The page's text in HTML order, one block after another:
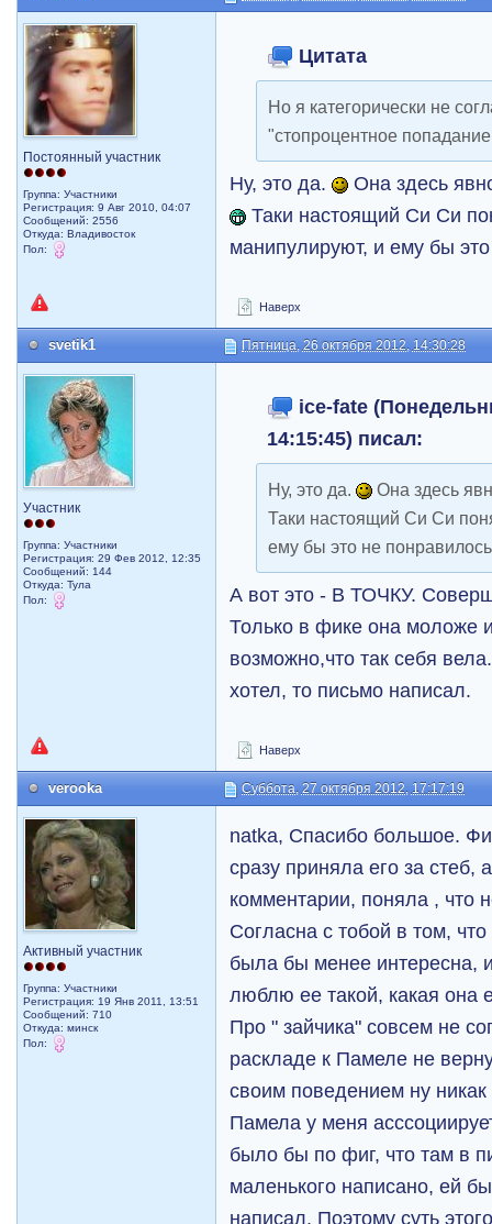
Постоянный участник
Группа: Участники
Регистрация: 9 Авг 2010, 04:07
Сообщений: 2556
Откуда: Владивосток
Пол:
Цитата
Но я категорически не
"стопроцентное
Ну, это да.
Она здесь
Таки настоящий Си Си
манипулируют, и ему бы
Наверх
svetik1 Пятница, 26 октября 2012, 14:30:28
Участник
Группа: Участники
Регистрация: 29 Фев 2012, 12:35
Сообщений: 144
Откуда: Тула
Пол:
ice-fate
14:15:45) писал:
Ну, это да.
Она здесь
Таки настоящий Си Си
ему бы это не
А вот это - В ТОЧКУ.
Только в фике она моложе
возможно,что так себя
хотел, то письмо написал.
Наверх
verooka Суббота, 27 октября 2012, 17:17:19
Активный участник
Группа: Участники
Регистрация: 19 Янв 2011, 13:51
Сообщений: 710
Откуда: минск
Пол:
natka, Спасибо большое.
сразу приняла его за стеб,
комментарии, поняла , что
Согласна с тобой в том,
была бы менее интересна,
люблю ее такой, какая она
Про " зайчика" совсем не
раскладе к Памеле не
своим поведением ну
Памела у меня
было бы по фиг, что там в
маленького написано, ей
написал. Поэтому суть